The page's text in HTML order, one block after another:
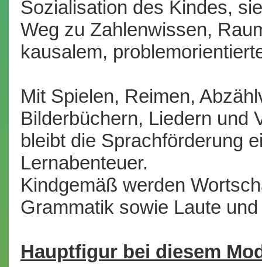
Sozialisation des Kindes,
Weg zu Zahlenwissen,
kausalem,
Mit Spielen, Reimen,
Bilderbüchern, Liedern und
bleibt die Sprachförderung
Lernabenteuer.
Kindgemäß werden
Grammatik sowie Laute
Hauptfigur bei diesem